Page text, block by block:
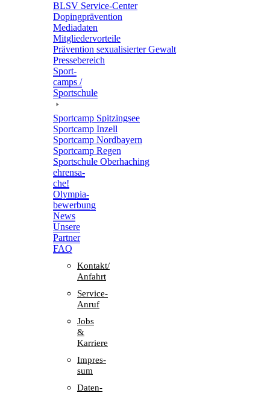
BLSV Service-Center
Doping­prä­ven­tion
Media­da­ten
Mitglie­der­vor­teile
Präven­tion sexua­li­sier­ter Gewalt
Pres­se­be­reich
Sport­
camps /
Sportschule
Sport­camp Spitzingsee
Sport­camp Inzell
Sport­camp Nordbayern
Sport­camp Regen
Sport­schule Oberhaching
ehren­sa­
che!
Olym­pia­
be­wer­bung
News
Unsere
Part­ner
FAQ
Kontakt/​​
Anfahrt
Service-
Anruf
Jobs
&
Karriere
Impres­
sum
Daten­